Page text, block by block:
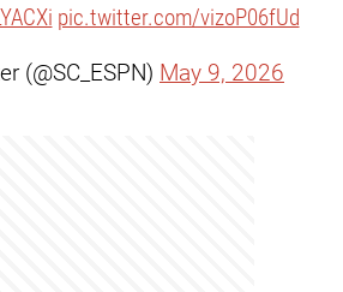
pic.twitter.com/vizoP06fUd
(@SC_ESPN) May 9, 2026